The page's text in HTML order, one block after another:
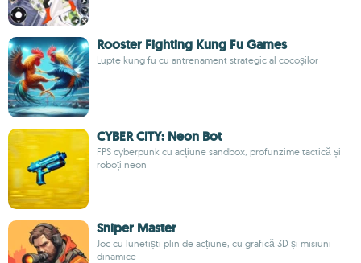
Rooster Fighting Kung Fu Games
Lupte kung fu cu antrenament strategic al cocoșilor
CYBER CITY: Neon Bot
FPS cyberpunk cu acțiune sandbox, profunzime tactică și
roboți neon
Sniper Master
Joc cu lunetiști plin de acțiune, cu grafică 3D și misiuni
dinamice